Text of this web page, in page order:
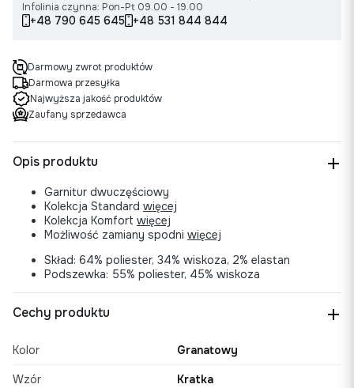
Infolinia czynna: Pon-Pt 09.00 - 19.00
+48 790 645 645 +48 531 844 844
Darmowy zwrot produktów
Darmowa przesyłka
Najwyższa jakość produktów
Zaufany sprzedawca
Opis produktu
Garnitur dwuczęściowy
Kolekcja Standard więcej
Kolekcja Komfort więcej
Możliwość zamiany spodni więcej
Skład: 64% poliester, 34% wiskoza, 2% elastan
Podszewka: 55% poliester, 45% wiskoza
Cechy produktu
Kolor Granatowy
Wzór Kratka